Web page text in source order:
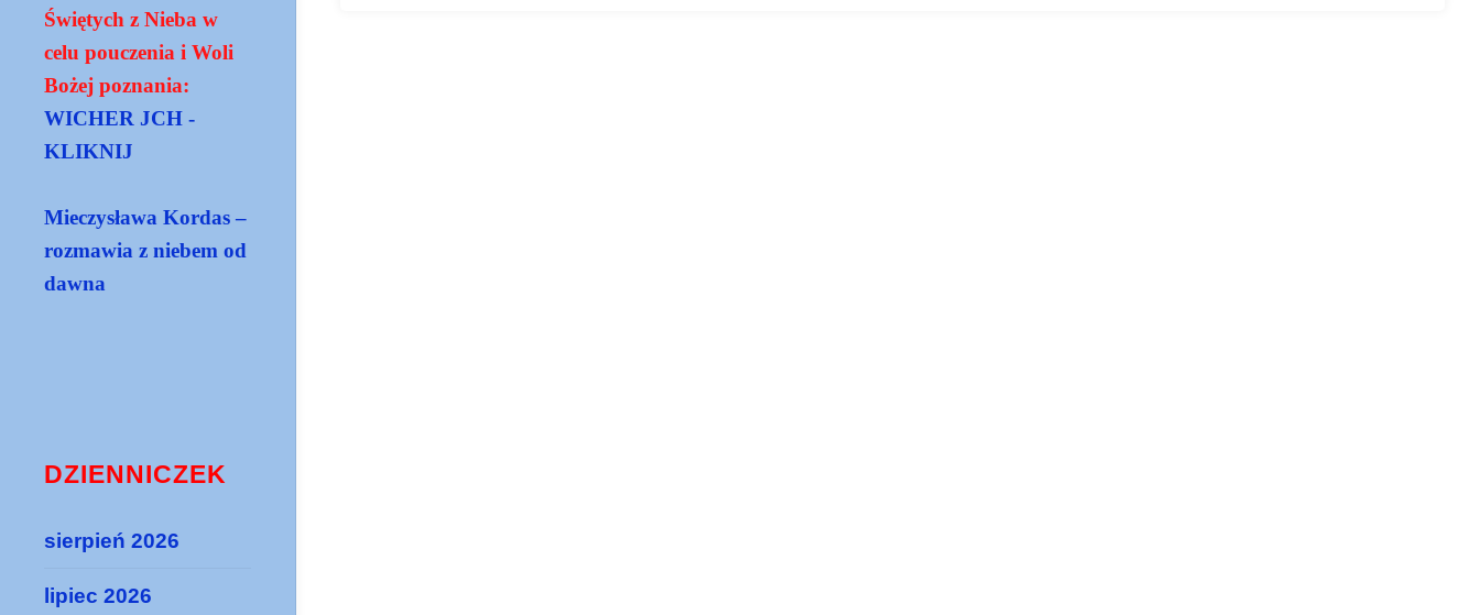
Świętych z Nieba w
celu pouczenia i Woli
Bożej poznania:
WICHER JCH -
KLIKNIJ
Mieczysława Kordas –
rozmawia z niebem od
dawna
DZIENNICZEK
sierpień 2026
lipiec 2026